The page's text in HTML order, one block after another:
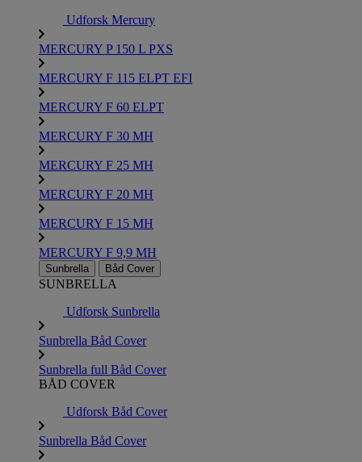
Udforsk Mercury
MERCURY P 150 L PXS
MERCURY F 115 ELPT EFI
MERCURY F 60 ELPT
MERCURY F 30 MH
MERCURY F 25 MH
MERCURY F 20 MH
MERCURY F 15 MH
MERCURY F 9,9 MH
Sunbrella Båd Cover
SUNBRELLA
Udforsk Sunbrella
Sunbrella Båd Cover
Sunbrella full Båd Cover
BÅD COVER
Udforsk Båd Cover
Sunbrella Båd Cover